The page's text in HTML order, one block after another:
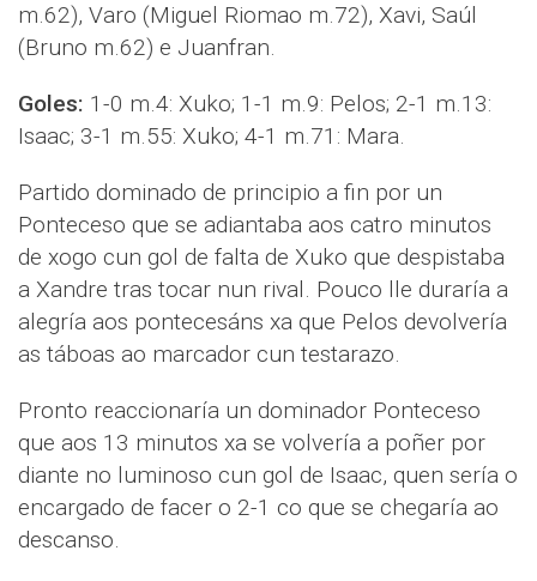
m.62), Varo (Miguel Riomao m.72), Xavi, Saúl
(Bruno m.62) e Juanfran.
Goles: 1-0 m.4: Xuko; 1-1 m.9: Pelos; 2-1 m.13:
Isaac; 3-1 m.55: Xuko; 4-1 m.71: Mara.
Partido dominado de principio a fin por un
Ponteceso que se adiantaba aos catro minutos
de xogo cun gol de falta de Xuko que despistaba
a Xandre tras tocar nun rival. Pouco lle duraría a
alegría aos pontecesáns xa que Pelos devolvería
as táboas ao marcador cun testarazo.
Pronto reaccionaría un dominador Ponteceso
que aos 13 minutos xa se volvería a poñer por
diante no luminoso cun gol de Isaac, quen sería o
encargado de facer o 2-1 co que se chegaría ao
descanso.